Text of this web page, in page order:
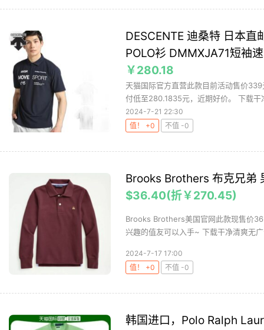
DESCENTE 迪桑特 日本直
POLO衫 DMMXJA71短袖
￥280.18
天猫国际官方直营此款目前活动售价
付低至280.1835元，近期好价。 下载干
2024-7-21 22:30
值！ +0
不值 -0
Brooks Brothers 布克兄弟
$36.40(折￥270.45)
Brooks Brothers美国官网此款现售价
兴趣的值友可以入手~ 下载干净清爽无
2024-7-17 17:00
值！ +0
不值 -0
韩国进口，Polo Ralph